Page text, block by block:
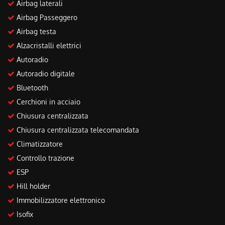
Airbag laterali
Airbag Passeggero
Airbag testa
Alzacristalli elettrici
Autoradio
Autoradio digitale
Bluetooth
Cerchioni in acciaio
Chiusura centralizzata
Chiusura centralizzata telecomandata
Climatizzatore
Controllo trazione
ESP
Hill holder
Immobilizzatore elettronico
Isofix
Salva
le
impostazioni